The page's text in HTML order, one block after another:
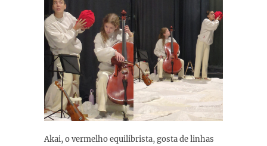
Akai, o vermelho equilibrista, gosta de linhas